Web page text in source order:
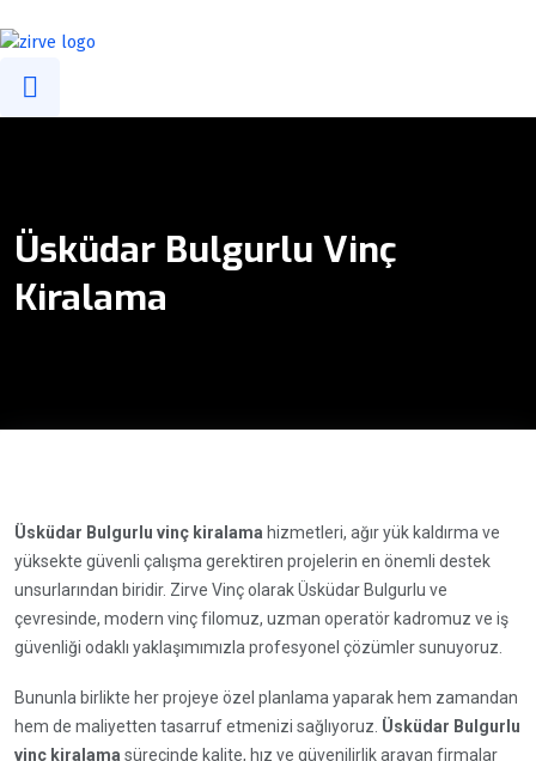
Üsküdar Bulgurlu Vinç
Kiralama
Üsküdar Bulgurlu vinç kiralama hizmetleri, ağır yük kaldırma ve
yüksekte güvenli çalışma gerektiren projelerin en önemli destek
unsurlarından biridir. Zirve Vinç olarak Üsküdar Bulgurlu ve
çevresinde, modern vinç filomuz, uzman operatör kadromuz ve iş
güvenliği odaklı yaklaşımımızla profesyonel çözümler sunuyoruz.
Bununla birlikte her projeye özel planlama yaparak hem zamandan
hem de maliyetten tasarruf etmenizi sağlıyoruz. Üsküdar Bulgurlu
vinç kiralama sürecinde kalite, hız ve güvenilirlik arayan firmalar